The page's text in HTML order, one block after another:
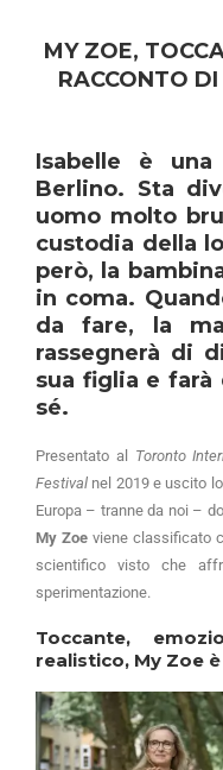
MY ZOE,
RACCONTO
Isabelle è
Berlino. Sta
uomo molto
custodia della
però, la
in coma.
da fare, la
rassegnerà di
sua figlia e
sé.
Presentato al Toronto
Festival nel 2019 e uscito
Europa – tranne da noi –
My Zoe viene classificato
scientifico visto che
sperimentazione.
Toccante,
realistico, My Zoe